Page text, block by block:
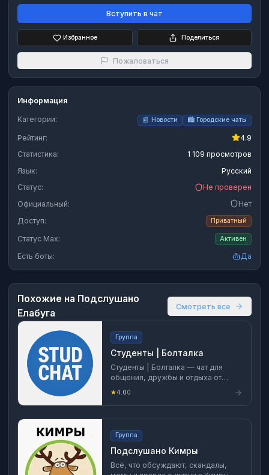
Вступить в чат
Избранное Поделиться
Пожаловаться
Информация
Категории: 📰 Новости 🏙️ Городские чаты
Рейтинг:
4.9
Статистика:
1 109 просмотров
Язык:
Русский
Статус:
Не проверен
Официальный:
Нет
Доступ:
Приватный
Статус Max: Активен
Есть боты: Да
Похожие на Подслушано
Елабуга
Смотреть все
Группа
Студенты | Болталка
Студенты | Болталка — чат для
общения, дружбы и отдыха от
мемами и новостями — найти
друзей и просто быть собой Без
флуда и пафоса. Только
нормальное общение между теми,
кто учится и хочет немного живого
дедлайнами. Заходи — место
★4.00
Группа
Подслушано Кимры
Всё, что обсуждают, скандалы,